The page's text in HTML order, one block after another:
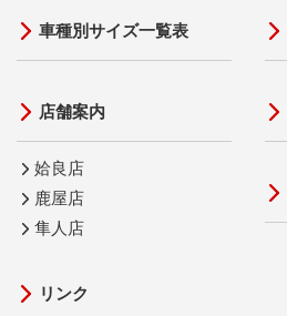
車種別サイズ一覧表
店舗案内
姶良店
鹿屋店
隼人店
リンク